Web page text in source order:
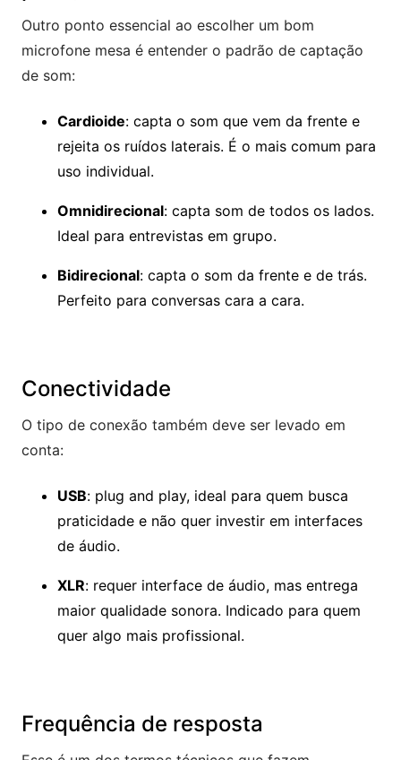
Outro ponto essencial ao escolher um bom
microfone mesa é entender o padrão de captação
de som:
Cardioide: capta o som que vem da frente e
rejeita os ruídos laterais. É o mais comum para
uso individual.
Omnidirecional: capta som de todos os lados.
Ideal para entrevistas em grupo.
Bidirecional: capta o som da frente e de trás.
Perfeito para conversas cara a cara.
Conectividade
O tipo de conexão também deve ser levado em
conta:
USB: plug and play, ideal para quem busca
praticidade e não quer investir em interfaces
de áudio.
XLR: requer interface de áudio, mas entrega
maior qualidade sonora. Indicado para quem
quer algo mais profissional.
Frequência de resposta